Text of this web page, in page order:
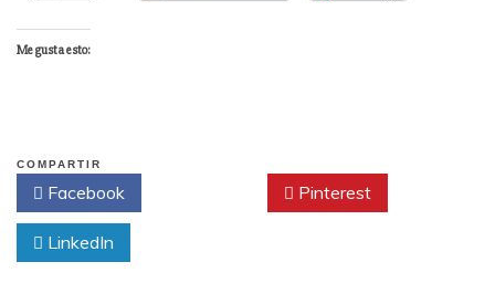
Me gusta esto:
COMPARTIR
Facebook Pinterest
LinkedIn